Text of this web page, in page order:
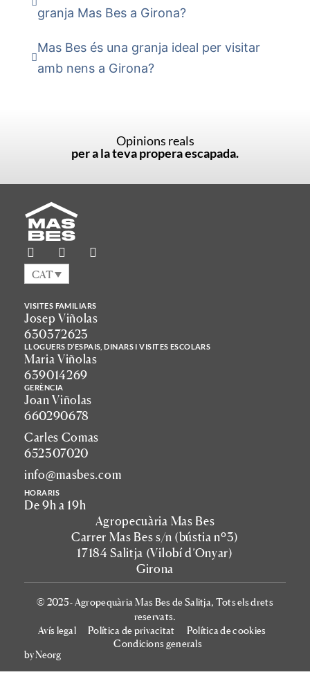
granja Mas Bes a Girona?
Mas Bes és una granja ideal per visitar
amb nens a Girona?
Opinions reals
per a la teva propera escapada.
CAT
VISITES FAMILIARS
Josep Viñolas
630372623
LLOGUERS D’ESPAIS, DINARS I VISITES ESCOLARS
Maria Viñolas
639014269
GERÈNCIA
Joan Viñolas
660290678
Carles Comas
652307020
info@masbes.com
HORARIS
De 9h a 19h
Agropecuària Mas Bes
Carrer Mas Bes s/n (bústia nº3)
17184 Salitja (Vilobí d’Onyar)
Girona
© 2025 - Agropequària Mas Bes de Salitja, Tots els drets
reservats.
Avís legal
Política de privacitat
Política de cookies
Condicions generals
by Neorg